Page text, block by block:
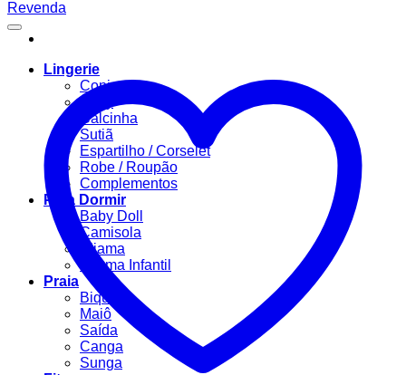
Lingerie
Conjuntos
Body
Calcinha
Sutiã
Espartilho / Corselet
Robe / Roupão
Complementos
Para Dormir
Baby Doll
Camisola
Pijama
Pijama Infantil
Praia
Biquíni
Maiô
Saída
Canga
Sunga